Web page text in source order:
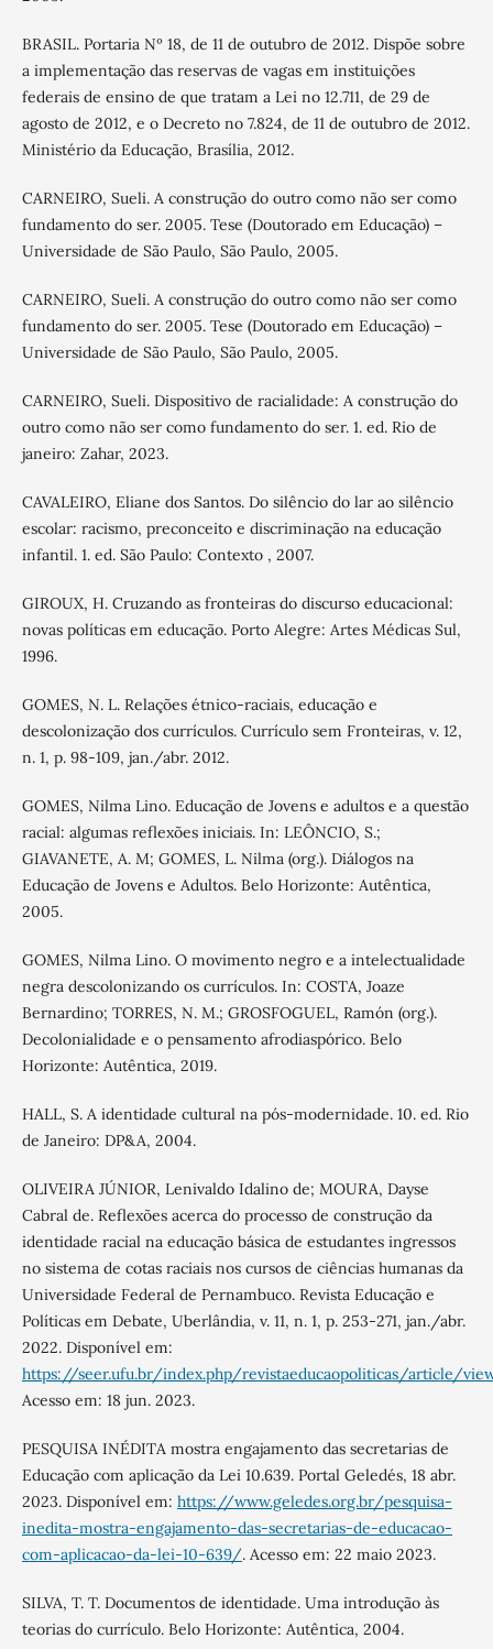
BRASIL. Portaria Nº 18, de 11 de outubro de 2012. Dispõe sobre
a implementação das reservas de vagas em instituições
federais de ensino de que tratam a Lei no 12.711, de 29 de
agosto de 2012, e o Decreto no 7.824, de 11 de outubro de 2012.
Ministério da Educação, Brasília, 2012.
CARNEIRO, Sueli. A construção do outro como não ser como
fundamento do ser. 2005. Tese (Doutorado em Educação) –
Universidade de São Paulo, São Paulo, 2005.
CARNEIRO, Sueli. A construção do outro como não ser como
fundamento do ser. 2005. Tese (Doutorado em Educação) –
Universidade de São Paulo, São Paulo, 2005.
CARNEIRO, Sueli. Dispositivo de racialidade: A construção do
outro como não ser como fundamento do ser. 1. ed. Rio de
janeiro: Zahar, 2023.
CAVALEIRO, Eliane dos Santos. Do silêncio do lar ao silêncio
escolar: racismo, preconceito e discriminação na educação
infantil. 1. ed. São Paulo: Contexto , 2007.
GIROUX, H. Cruzando as fronteiras do discurso educacional:
novas políticas em educação. Porto Alegre: Artes Médicas Sul,
1996.
GOMES, N. L. Relações étnico-raciais, educação e
descolonização dos currículos. Currículo sem Fronteiras, v. 12,
n. 1, p. 98-109, jan./abr. 2012.
GOMES, Nilma Lino. Educação de Jovens e adultos e a questão
racial: algumas reflexões iniciais. In: LEÔNCIO, S.;
GIAVANETE, A. M; GOMES, L. Nilma (org.). Diálogos na
Educação de Jovens e Adultos. Belo Horizonte: Autêntica,
2005.
GOMES, Nilma Lino. O movimento negro e a intelectualidade
negra descolonizando os currículos. In: COSTA, Joaze
Bernardino; TORRES, N. M.; GROSFOGUEL, Ramón (org.).
Decolonialidade e o pensamento afrodiaspórico. Belo
Horizonte: Autêntica, 2019.
HALL, S. A identidade cultural na pós-modernidade. 10. ed. Rio
de Janeiro: DP&A, 2004.
OLIVEIRA JÚNIOR, Lenivaldo Idalino de; MOURA, Dayse
Cabral de. Reflexões acerca do processo de construção da
identidade racial na educação básica de estudantes ingressos
no sistema de cotas raciais nos cursos de ciências humanas da
Universidade Federal de Pernambuco. Revista Educação e
Políticas em Debate, Uberlândia, v. 11, n. 1, p. 253-271, jan./abr.
2022. Disponível em:
https://seer.ufu.br/index.php/revistaeducaopoliticas/article/
Acesso em: 18 jun. 2023.
PESQUISA INÉDITA mostra engajamento das secretarias de
Educação com aplicação da Lei 10.639. Portal Geledés, 18 abr.
2023. Disponível em: https://www.geledes.org.br/pesquisa-
inedita-mostra-engajamento-das-secretarias-de-educacao-
com-aplicacao-da-lei-10-639/. Acesso em: 22 maio 2023.
SILVA, T. T. Documentos de identidade. Uma introdução às
teorias do currículo. Belo Horizonte: Autêntica, 2004.